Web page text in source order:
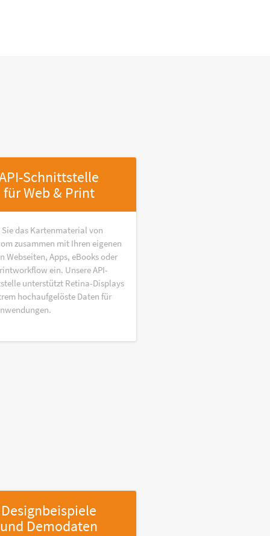
Schnittstelle
für Web & Print
das Kartenmaterial von
zusammen mit Ihren eigenen
Webseiten, Apps, eBooks oder
ein. Unsere API-
unterstützt Retina-Displays
hochaufgelöste Daten für
Designbeispiele
und Demodaten